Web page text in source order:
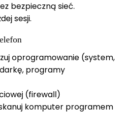
bezpieczną sieć.
sesji.
oprogramowanie (system,
programy
(firewall)
komputer programem